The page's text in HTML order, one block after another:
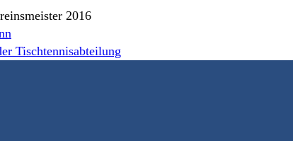
Tischtennisabteilung